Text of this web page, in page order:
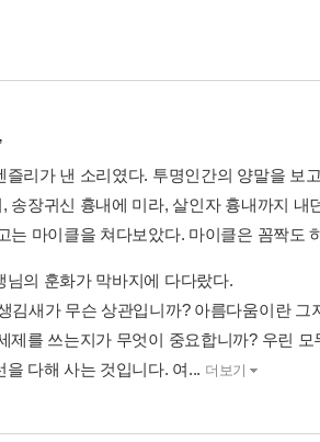
즐리가 낸 소리였다. 투명인간의 양말을 보
송장귀신 흉내에 미라, 살인자 흉내까지
는 마이클을 쳐다보았다. 마이클은 꼼짝도
님의 훈화가 막바지에 다다랐다.
김새가 무슨 상관입니까? 아름다움이란
제를 쓰는지가 무엇이 중요합니까? 우린
을 다해 사는 것입니다. 여... 더보기